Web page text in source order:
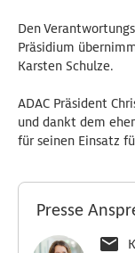
Den
Präsidium
Karsten Schulze.
ADAC Präsident
und dankt dem
für seinen Einsatz
Presse